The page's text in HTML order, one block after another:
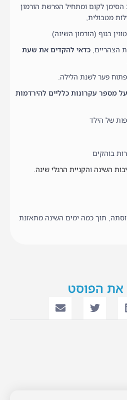
לקום ומתחיל הפרשת הורמון
מטבולית,
בגוף (הורמון השינה).
הצהריים, כדאי להקדים את שעת
פער לשנת הלילה.
מספר עקרונות כלליים להירדמות
של הילד
בוהקים
השינהוהקניית הרגלי שינה.
תוך כמה ימים השינה מתאזנת
את הפוסט